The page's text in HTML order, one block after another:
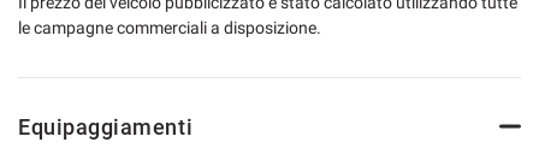
STATO D'USO.
- IL CHILOMETRAGGIO E' VERIFICATO E CERTIFICATO.
le campagne commerciali a disposizione.
Equipaggiamenti